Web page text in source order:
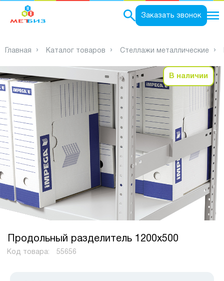
Заказать звонок
Главная Каталог товаров Стеллажи металлические
В наличии
Продольный разделитель 1200х500
Код товара: 55656